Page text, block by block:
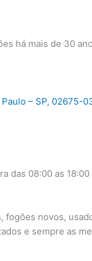
há mais de 30
– SP, 02675-
das 08:00 as
fogões novos,
e sempre as